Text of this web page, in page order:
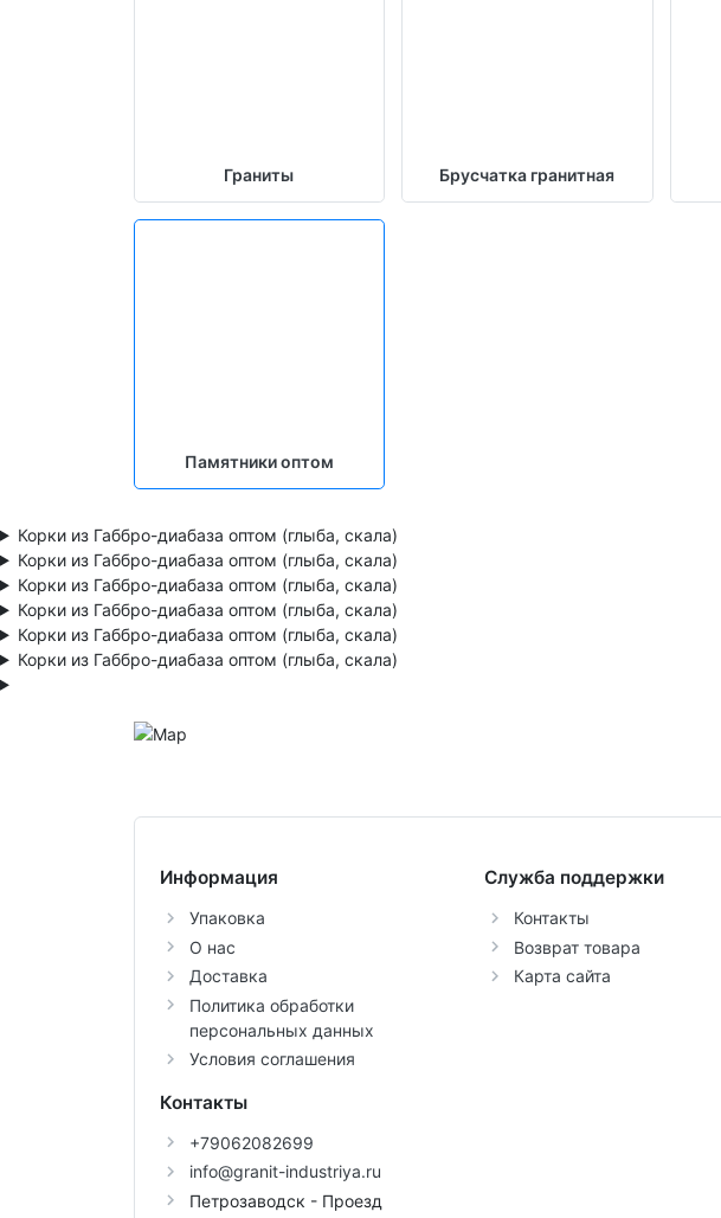
Граниты Брусчатка гранитная
Памятники оптом
Корки из Габбро-диабаза оптом (глыба, скала)
Корки из Габбро-диабаза оптом (глыба, скала)
Корки из Габбро-диабаза оптом (глыба, скала)
Корки из Габбро-диабаза оптом (глыба, скала)
Корки из Габбро-диабаза оптом (глыба, скала)
Корки из Габбро-диабаза оптом (глыба, скала)
Информация
Упаковка
О нас
Доставка
Политика обработки
персональных данных
Условия соглашения
Служба поддержки
Контакты
Возврат товара
Карта сайта
Контакты
+79062082699
info@granit-industriya.ru
Петрозаводск - Проезд